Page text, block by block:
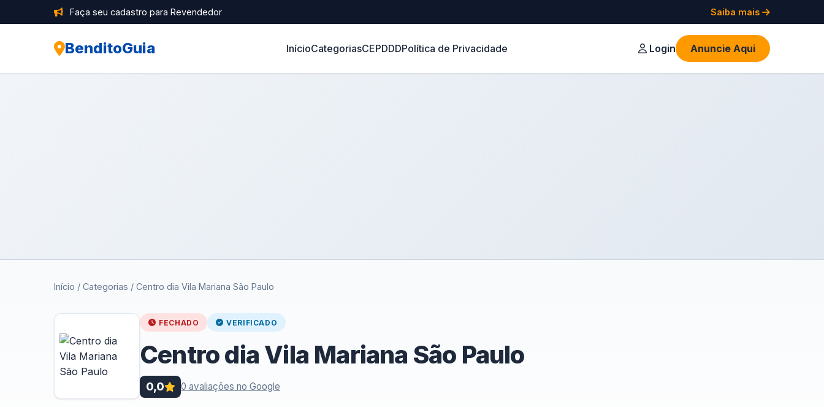
Faça seu cadastro para Revendedor Saiba mais
BenditoGuia InícioCategoriasCEPDDDPolítica de Privacidade Login Anuncie Aqui
Início / Categorias / Centro dia Vila Mariana São Paulo
FECHADO VERIFICADO
Centro dia Vila Mariana São Paulo
0,0 0 avaliações no Google